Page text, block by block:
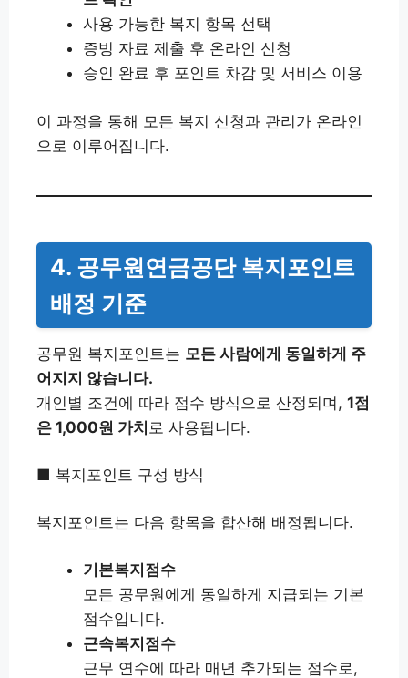
사용 가능한 복지 항목 선택
증빙 자료 제출 후 온라인 신청
승인 완료 후 포인트 차감 및 서비스 이용
이 과정을 통해 모든 복지 신청과 관리가 온라인
으로 이루어집니다.
4. 공무원연금공단 복지포인트
배정 기준
공무원 복지포인트는 모든 사람에게 동일하게 주
어지지 않습니다.
개인별 조건에 따라 점수 방식으로 산정되며, 1점
은 1,000원 가치 로 사용됩니다.
■ 복지포인트 구성 방식
복지포인트는 다음 항목을 합산해 배정됩니다.
기본복지점수
모든 공무원에게 동일하게 지급되는 기본
점수입니다.
근속복지점수
근무 연수에 따라 매년 추가되는 점수로,